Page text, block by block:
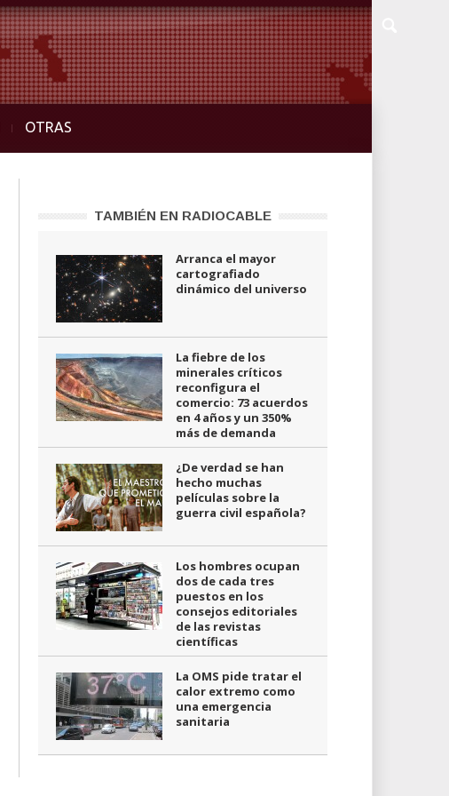
OTRAS
TAMBIÉN EN RADIOCABLE
Arranca el mayor
cartografiado
dinámico del universo
La fiebre de los
minerales críticos
reconfigura el
comercio: 73 acuerdos
en 4 años y un 350%
más de demanda
¿De verdad se han
hecho muchas
películas sobre la
guerra civil española?
Los hombres ocupan
dos de cada tres
puestos en los
consejos editoriales
de las revistas
científicas
La OMS pide tratar el
calor extremo como
una emergencia
sanitaria